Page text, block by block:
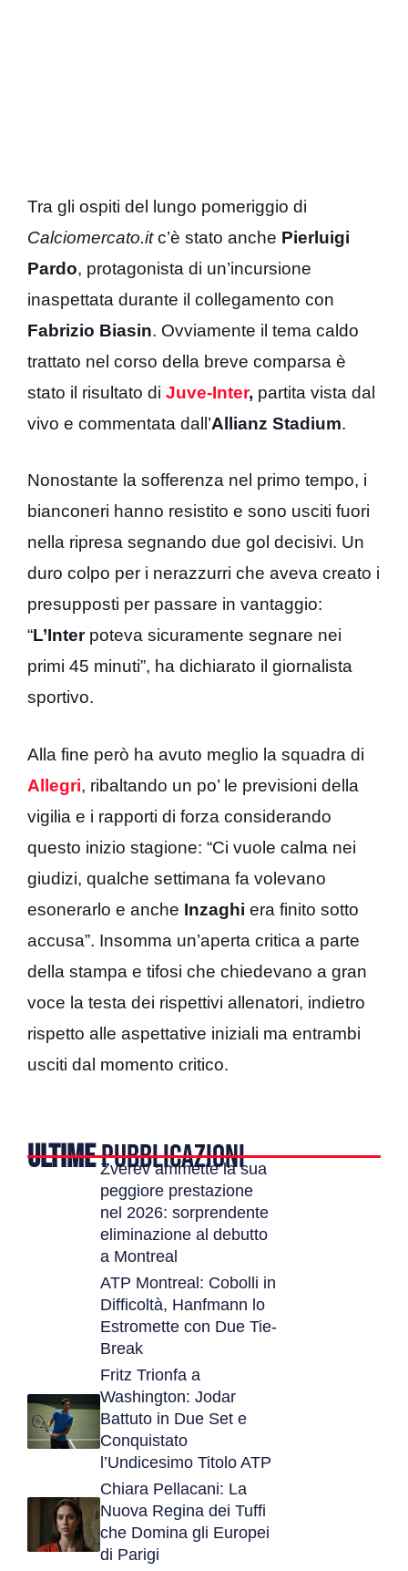
Tra gli ospiti del lungo pomeriggio di
Calciomercato.itc’è stato anche Pierluigi
Pardo, protagonista di un’incursione
inaspettata durante il collegamento con
Fabrizio Biasin. Ovviamente il tema caldo
trattato nel corso della breve comparsa è
stato il risultato di Juve-Inter, partita vista dal
vivo e commentata dall’Allianz Stadium.
Nonostante la sofferenza nel primo tempo, i
bianconeri hanno resistito e sono usciti fuori
nella ripresa segnando due gol decisivi. Un
duro colpo per i nerazzurri che aveva creato i
presupposti per passare in vantaggio:
“L’Interpoteva sicuramente segnare nei
primi 45 minuti”, ha dichiarato il giornalista
sportivo.
Alla fine però ha avuto meglio la squadra di
Allegri, ribaltando un po’ le previsioni della
vigilia e i rapporti di forza considerando
questo inizio stagione: “Ci vuole calma nei
giudizi, qualche settimana fa volevano
esonerarlo e anche Inzaghi era finito sotto
accusa”. Insomma un’aperta critica a parte
della stampa e tifosi che chiedevano a gran
voce la testa dei rispettivi allenatori, indietro
rispetto alle aspettative iniziali ma entrambi
usciti dal momento critico.
ULTIMEPUBBLICAZIONI
Zverev ammette la sua
peggiore prestazione
nel 2026: sorprendente
eliminazione al debutto
a Montreal
ATP Montreal: Cobolli in
Difficoltà, Hanfmann lo
Estromette con Due Tie-
Break
Fritz Trionfa a
Washington: Jodar
Battuto in Due Set e
Conquistato
l’Undicesimo Titolo ATP
Chiara Pellacani: La
Nuova Regina dei Tuffi
che Domina gli Europei
di Parigi